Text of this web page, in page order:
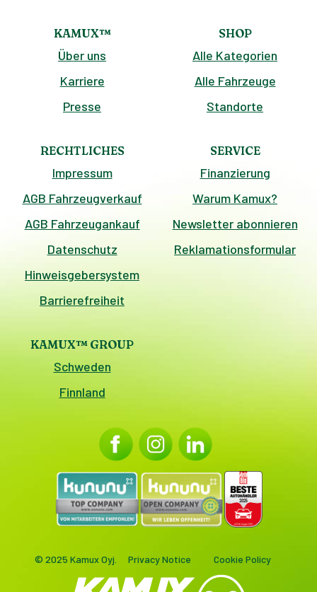
KAMUX™
Über uns
Karriere
Presse
SHOP
Alle Kategorien
Alle Fahrzeuge
Standorte
RECHTLICHES
Impressum
AGB Fahrzeugverkauf
AGB Fahrzeugankauf
Datenschutz
Hinweisgebersystem
Barrierefreiheit
SERVICE
Finanzierung
Warum Kamux?
Newsletter abonnieren
Reklamationsformular
KAMUX™ GROUP
Schweden
Finnland
© 2025 Kamux Oyj. Privacy Notice Cookie Policy